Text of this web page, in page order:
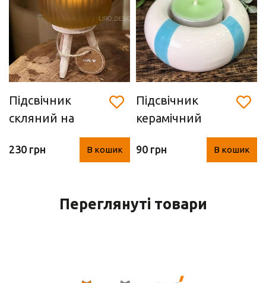
Підсвічник
скляний на
ніжках (15 х 8,5
см)
230 грн В кошик
Підсвічник
керамічний
"блакитний" (8
см)
90 грн В кошик
Переглянуті товари